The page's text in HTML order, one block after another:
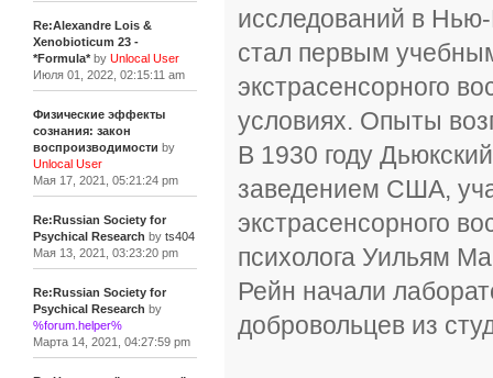
Re:Alexandre Lois &
Xenobioticum 23 -
*Formula*by Unlocal User
Июля 01, 2022, 02:15:11 am
Физические эффекты
сознания: закон
воспроизводимости by
Unlocal User
Мая 17, 2021, 05:21:24 pm
Re:Russian Society for
Psychical Research by ts404
Мая 13, 2021, 03:23:20 pm
Re:Russian Society for
Psychical Research by
%forum.helper%
Марта 14, 2021, 04:27:59 pm
исследований в
стал первым
экстрасенсорного
условиях. Опыты
В 1930 году
заведением США,
экстрасенсорного
психолога Уильям
Рейн начали
добровольцев из